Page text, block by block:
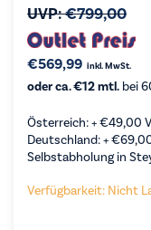
UVP:€799,00
€569,99 inkl. MwSt.
oder ca. €12 mtl. bei
Österreich: +€49,00
Deutschland: +€
Selbstabholung in
Verfügbarkeit: Nicht